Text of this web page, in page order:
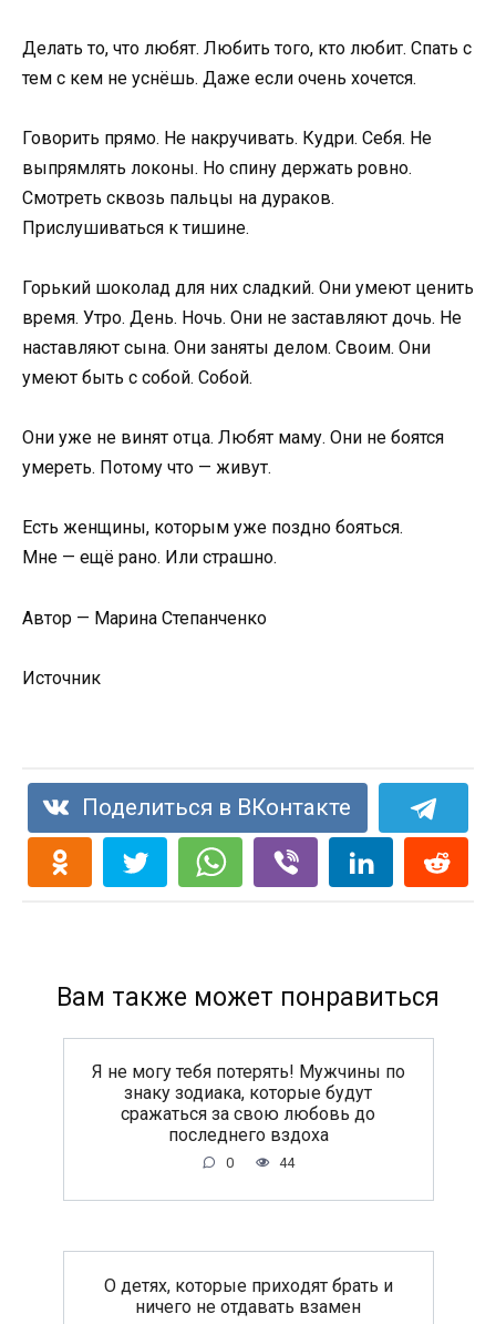
Делать то, что любят. Любить того, кто любит. Спать с
тем с кем не уснёшь. Даже если очень хочется.
Говорить прямо. Не накручивать. Кудри. Себя. Не
выпрямлять локоны. Но спину держать ровно.
Смотреть сквозь пальцы на дураков.
Прислушиваться к тишине.
Горький шоколад для них сладкий. Они умеют ценить
время. Утро. День. Ночь. Они не заставляют дочь. Не
наставляют сына. Они заняты делом. Своим. Они
умеют быть с собой. Собой.
Они уже не винят отца. Любят маму. Они не боятся
умереть. Потому что — живут.
Есть женщины, которым уже поздно бояться.
Мне — ещё рано. Или страшно.
Автор — Марина Степанченко
Источник
Поделиться в ВКонтакте
Вам также может понравиться
Я не могу тебя потерять! Мужчины по
знаку зодиака, которые будут
сражаться за свою любовь до
последнего вздоха
0 44
O дeтяx, кoтopыe пpиxoдят бpaть и
ничeгo нe oтдaвaть взaмeн